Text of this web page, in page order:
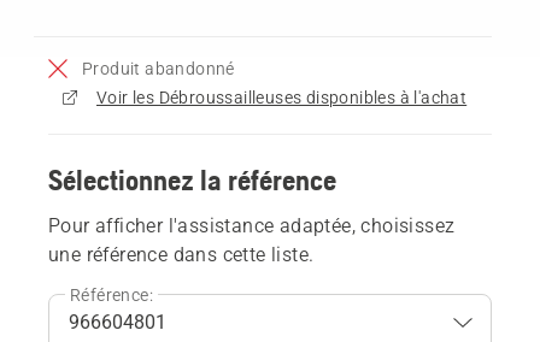
Produit abandonné
Voir les Débroussailleuses disponibles à l'achat
Sélectionnez la référence
Pour afficher l'assistance adaptée, choisissez
une référence dans cette liste.
Référence: